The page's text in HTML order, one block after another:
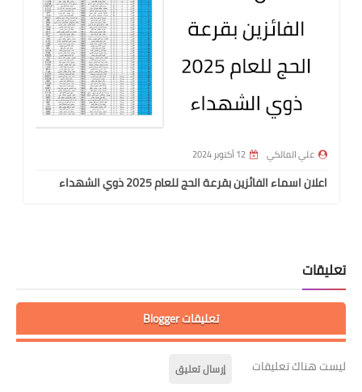
علي المالكي 12 أكتوبر 2024
اعلان اسماء الفائزين بقرعة الحج للعام 2025 ذوي الشهداء
تعليقات
تعليقات Blogger
ليست هناك تعليقات إرسال تعليق